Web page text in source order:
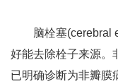
脑栓塞(cerebral
好能去除栓子来源。
已明确诊断为非瓣膜